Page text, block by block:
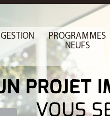
GESTION
PROGRAMMES
NEUFS